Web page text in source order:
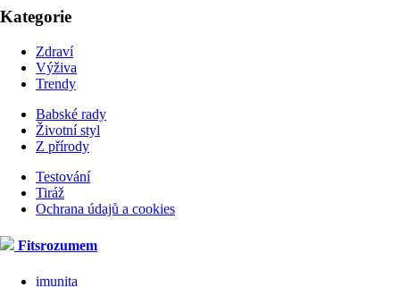
Kategorie
Zdraví
Výživa
Trendy
Babské rady
Životní styl
Z přírody
Testování
Tiráž
Ochrana údajů a cookies
Fitsrozumem
imunita